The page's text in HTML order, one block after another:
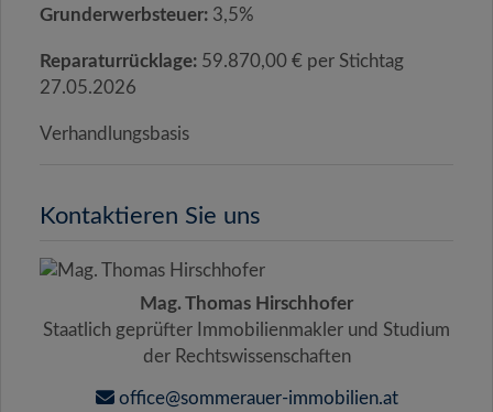
Grunderwerbsteuer: 3,5%
Reparaturrücklage: 59.870,00 € per Stichtag
27.05.2026
Verhandlungsbasis
Kontaktieren Sie uns
Mag. Thomas Hirschhofer
Staatlich geprüfter Immobilienmakler und Studium
der Rechtswissenschaften
office@sommerauer-immobilien.at